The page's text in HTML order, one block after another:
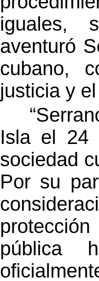
iguales,
aventuró
cubano,
justicia y
Isla el 24
sociedad
Por su
pública